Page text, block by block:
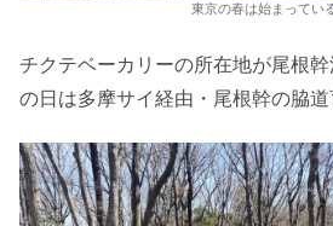
東京の春は始まってい
チクテベーカリーの所在地が尾根
の日は多摩サイ経由・尾根幹の脇道